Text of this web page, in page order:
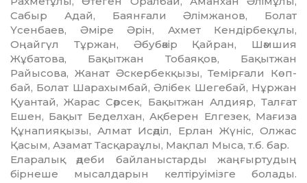
Сабыр Адай, Баянғали Әлімжанов, Болат
Үсенбаев, Әміре Әрін, Ахмет Кен­дірбекұлы,
Оңайгүл Тұржан, Әбубәкір Қай­ран, Шәмшия
Жұбатова, Бақыт­жан Тобаяқов, Бақытжан
Райысова, Жанат Әскербекқызы, Те­мір­ғали Көп­
бай, Болат Шарахымбай, Әлібек Шегебай, Нұржан
Қуантай, Жарас Сәрсек, Бақытжан Алдияр, Талғат
Ешен, Бақыт Беделхан, Ақберен Елгезек, Мағиза
Құ­на­пияқызы, Алмат Исәділ, Ерлан Жүніс, Олжас
Қасым, Азамат Тас­қараұлы, Мақпал Мыса, т.б. бар.
Еларалық әдеби байланыс­тарды жаңғыртудың
бірнеше мысалдарын келтіруімізге болады.